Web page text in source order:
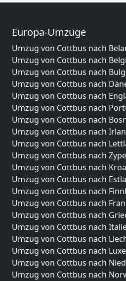
Europa-Umzüge
Umzug von Cottbus nach
Umzug von Cottbus nach
Umzug von Cottbus nach
Umzug von Cottbus nach
Umzug von Cottbus nach
Umzug von Cottbus nach
Umzug von Cottbus nach
Umzug von Cottbus nach
Umzug von Cottbus nach
Umzug von Cottbus nach
Umzug von Cottbus nach
Umzug von Cottbus nach
Umzug von Cottbus nach
Umzug von Cottbus nach
Umzug von Cottbus nach
Umzug von Cottbus nach
Umzug von Cottbus nach
Umzug von Cottbus nach
Umzug von Cottbus nach
Umzug von Cottbus nach